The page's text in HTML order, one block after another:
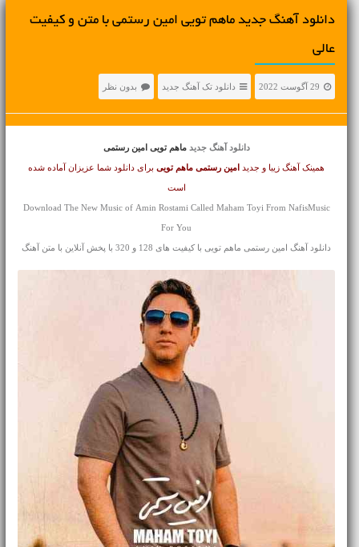
دانلود آهنگ جديد ماهم تویی امین رستمی با متن و کیفیت
عالی
29 آگوست 2022 دانلود تک آهنگ جدید بدون نظر
دانلود آهنگ جدید ماهم تویی امین رستمی
همینک آهنگ زیبا و جدید امین رستمی ماهم توییبرای دانلود شما عزیزان آماده شده
است
Download The New Music of Amin Rostami Called Maham Toyi From NafisMusic
For You
دانلود آهنگ امین رستمی ماهم تویی با کیفیت های 128 و 320 با پخش آنلاین با متن آهنگ